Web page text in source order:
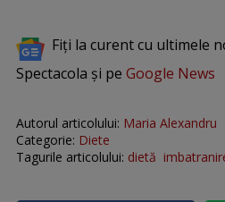
Fiți la curent cu ultimele
Spectacola și pe Google News
Autorul articolului: Maria Alexandru
Categorie: Diete
Tagurile articolului: dietă